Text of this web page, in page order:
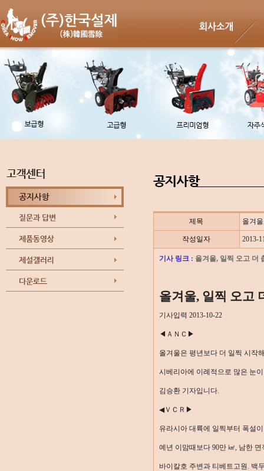
제목 올겨
작성일자 2013-
기사 링크 : 올겨울, 일찍 오고 더
올겨울, 일찍 오고
기사입력 2013-10-22
◀ＡＮＣ▶
올겨울은 평년보다 더 일찍 시작
시베리아에 이례적으로 많은 눈
김승환 기자입니다.
◀ＶＣＲ▶
유라시아 대륙에 일찍부터 폭설
예년 이맘때보다 90만 ㎢, 남한
바이칼호 주변과 티베트고원. 백